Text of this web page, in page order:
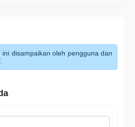
ini disampaikan oleh pengguna dan